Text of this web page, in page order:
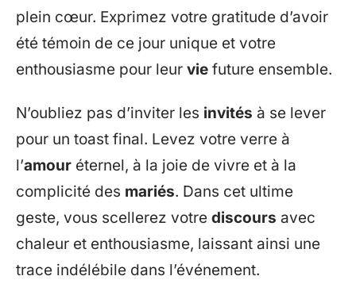
plein cœur. Exprimez votre gratitude d’avoir
été témoin de ce jour unique et votre
enthousiasme pour leur vie future ensemble.
N’oubliez pas d’inviter les invités à se lever
pour un toast final. Levez votre verre à
l’amour éternel, à la joie de vivre et à la
complicité des mariés. Dans cet ultime
geste, vous scellerez votre discours avec
chaleur et enthousiasme, laissant ainsi une
trace indélébile dans l’événement.